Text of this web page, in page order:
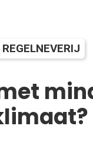
REGELNEVERIJ